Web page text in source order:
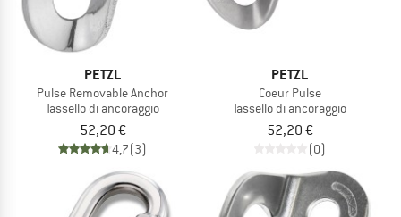
PETZL
Pulse Removable Anchor
Tassello di ancoraggio
52,20 €
4,7(3)
PETZL
Coeur Pulse
Tassello di ancoraggio
52,20 €
(0)